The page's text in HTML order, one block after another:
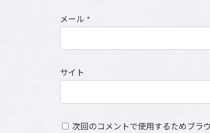
メール *
サイト
次回のコメントで使用するためブラ